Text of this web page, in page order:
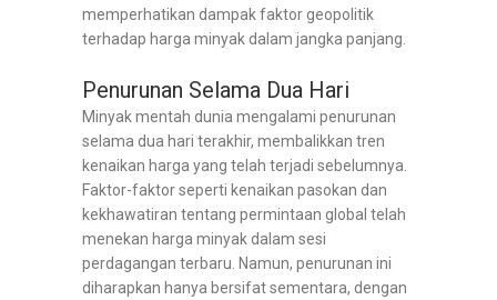
memperhatikan dampak faktor geopolitik
terhadap harga minyak dalam jangka panjang.
Penurunan Selama Dua Hari
Minyak mentah dunia mengalami penurunan
selama dua hari terakhir, membalikkan tren
kenaikan harga yang telah terjadi sebelumnya.
Faktor-faktor seperti kenaikan pasokan dan
kekhawatiran tentang permintaan global telah
menekan harga minyak dalam sesi
perdagangan terbaru. Namun, penurunan ini
diharapkan hanya bersifat sementara, dengan